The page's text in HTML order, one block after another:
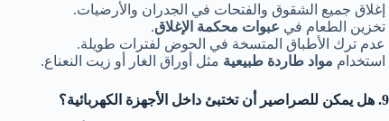
إغلاق جميع الشقوق والفتحات في الجدران والأرضيات.
تخزين الطعام في عبوات محكمة الإغلاق.
عدم ترك الأطباق المتسخة في الحوض لفترات طويلة.
استخدام مواد طاردة طبيعية مثل أوراق الغار أو زيت النعناع.
9. هل يمكن للصراصير أن تختبئ داخل الأجهزة الكهربائية؟